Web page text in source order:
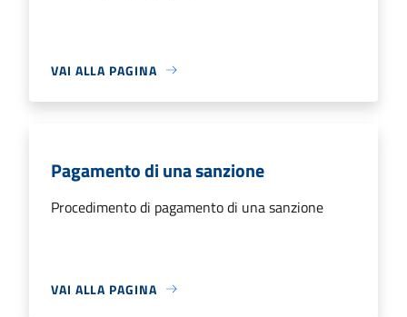
VAI ALLA PAGINA
Pagamento di una sanzione
Procedimento di pagamento di una sanzione
VAI ALLA PAGINA